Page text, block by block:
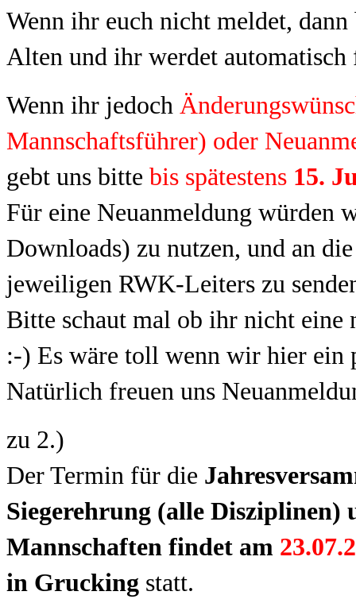
Wenn ihr euch nicht meldet,
Alten und ihr werdet
Wenn ihr jedoch
Mannschaftsführer) oder
gebt uns bitte bis spätestens 15.
Für eine Neuanmeldung würden
Downloads) zu nutzen, und an
jeweiligen RWK-Leiters zu
Bitte schaut mal ob ihr nicht eine
:-) Es wäre toll wenn wir hier ein
Natürlich freuen uns
zu 2.)
Der Termin für die
Siegerehrung (alle
Mannschaften findet am
in Grucking statt.